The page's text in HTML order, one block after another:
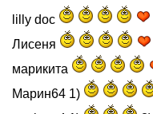
lilly doc
Лисеня
марикита
Марин64 1)